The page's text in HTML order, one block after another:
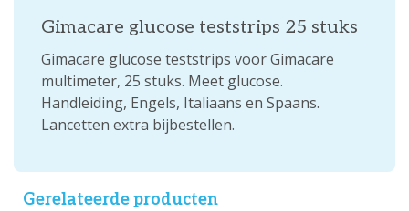
Gimacare glucose teststrips 25 stuks
Gimacare glucose teststrips voor Gimacare
multimeter, 25 stuks. Meet glucose.
Handleiding, Engels, Italiaans en Spaans.
Lancetten extra bijbestellen.
Gerelateerde producten